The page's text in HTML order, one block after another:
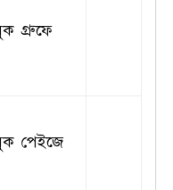
গ্রুফে
পেইজে